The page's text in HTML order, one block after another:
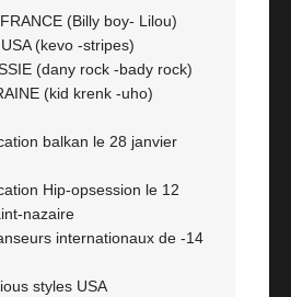
(Billy boy- Lilou)
(kevo -stripes)
(dany rock -bady rock)
(kid krenk -uho)
balkan le 28 janvier
Hip-opsession le 12
nazaire
internationaux de -14
styles USA